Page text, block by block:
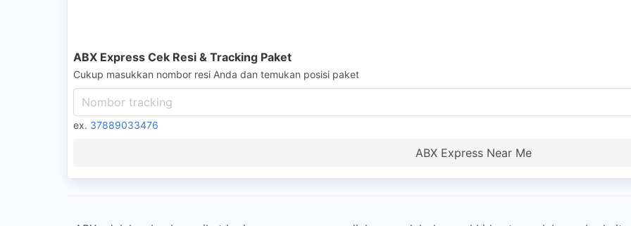
ABX Express Cek Resi & Tracking Paket
Cukup masukkan nombor resi Anda dan temukan posisi paket
ex. 37889033476
ABX Express Near Me